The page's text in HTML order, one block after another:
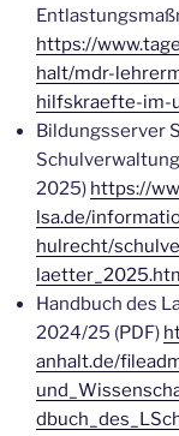
https://
halt/mdr-
hilfskraefte-im-
Bildungsserver
2025) https://
lsa.de/
hulrecht/
Handbuch des
2024/25 (PDF)
anhalt.de/